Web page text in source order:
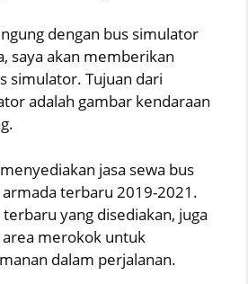
dengan bus simulator
saya akan memberikan
simulator. Tujuan dari
adalah gambar kendaraan
jasa sewa bus
terbaru 2019-2021.
yang disediakan, juga
merokok untuk
dalam perjalanan.